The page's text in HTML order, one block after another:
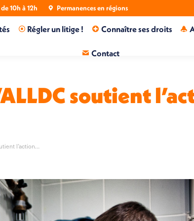
10h à 12h Permanences en régions
Régler un litige ! Connaître ses droits
Contact
soutient
l’action…